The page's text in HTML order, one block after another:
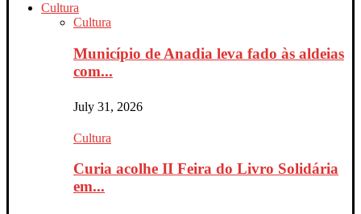
Cultura
Cultura
Município de Anadia leva fado às aldeias
com...
July 31, 2026
Cultura
Curia acolhe II Feira do Livro Solidária
em...